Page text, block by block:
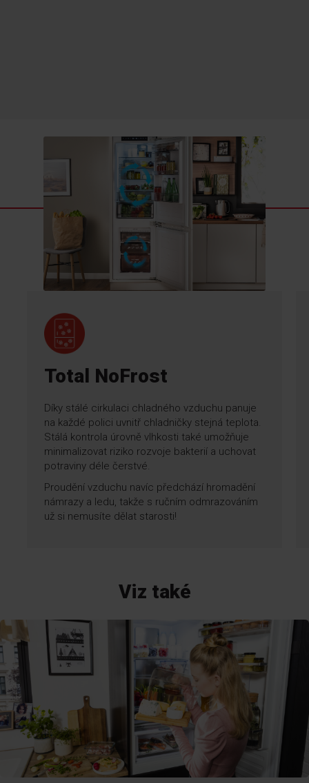
Total NoFrost
Díky stálé cirkulaci chladného vzduchu panuje
na každé polici uvnitř chladničky stejná teplota.
Stálá kontrola úrovně vlhkosti také umožňuje
minimalizovat riziko rozvoje bakterií a uchovat
potraviny déle čerstvé.
Proudění vzduchu navíc předchází hromadění
námrazy a ledu, takže s ručním odmrazováním
už si nemusíte dělat starosti!
Viz také